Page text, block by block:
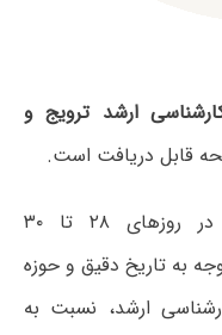
ارشد ترویج و
قابل دریافت است.
سال ۱۴۰۱ در روزهای ۲۸ تا ۳۰
به تاریخ دقیق و حوزه
ارشد، نسبت به